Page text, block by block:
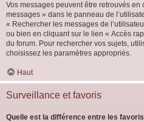
Vos messages peuvent être retrouvés en
messages » dans le panneau de
« Rechercher les messages de
ou bien en cliquant sur le lien « Accès
du forum. Pour rechercher vos sujets,
choisissez les paramètres appropriés.
Haut
Surveillance et favoris
Quelle est la différence entre les